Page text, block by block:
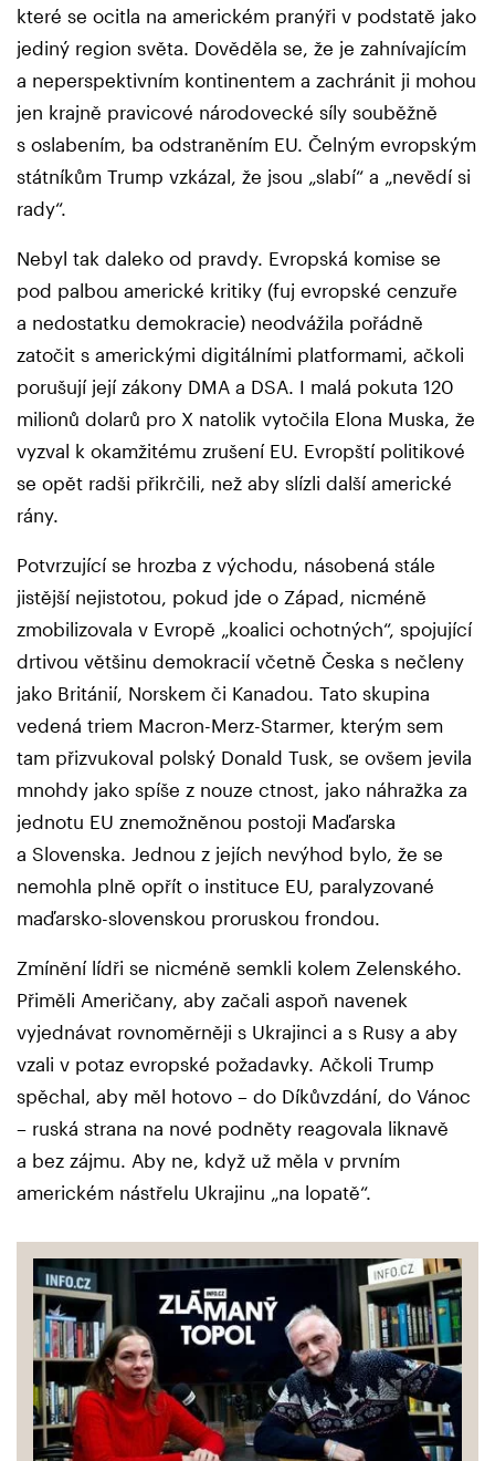
které se ocitla na americkém pranýři v podstatě jako
jediný region světa. Dověděla se, že je zahnívajícím
a neperspektivním kontinentem a zachránit ji mohou
jen krajně pravicové národovecké síly souběžně
s oslabením, ba odstraněním EU. Čelným evropským
státníkům Trump vzkázal, že jsou „slabí“ a „nevědí si
rady“.
Nebyl tak daleko od pravdy. Evropská komise se
pod palbou americké kritiky (fuj evropské cenzuře
a nedostatku demokracie) neodvážila pořádně
zatočit s americkými digitálními platformami, ačkoli
porušují její zákony DMA a DSA. I malá pokuta 120
milionů dolarů pro X natolik vytočila Elona Muska, že
vyzval k okamžitému zrušení EU. Evropští politikové
se opět radši přikrčili, než aby slízli další americké
rány.
Potvrzující se hrozba z východu, násobená stále
jistější nejistotou, pokud jde o Západ, nicméně
zmobilizovala v Evropě „koalici ochotných“, spojující
drtivou většinu demokracií včetně Česka s nečleny
jako Británií, Norskem či Kanadou. Tato skupina
vedená triem Macron-Merz-Starmer, kterým sem
tam přizvukoval polský Donald Tusk, se ovšem jevila
mnohdy jako spíše z nouze ctnost, jako náhražka za
jednotu EU znemožněnou postoji Maďarska
a Slovenska. Jednou z jejích nevýhod bylo, že se
nemohla plně opřít o instituce EU, paralyzované
maďarsko-slovenskou proruskou frondou.
Zmínění lídři se nicméně semkli kolem Zelenského.
Přiměli Američany, aby začali aspoň navenek
vyjednávat rovnoměrněji s Ukrajinci a s Rusy a aby
vzali v potaz evropské požadavky. Ačkoli Trump
spěchal, aby měl hotovo – do Díkůvzdání, do Vánoc
– ruská strana na nové podněty reagovala liknavě
a bez zájmu. Aby ne, když už měla v prvním
americkém nástřelu Ukrajinu „na lopatě“.